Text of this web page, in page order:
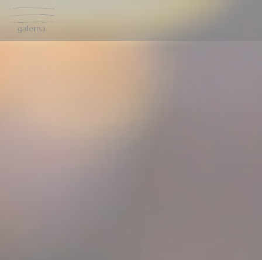
クッキー利用の管理について